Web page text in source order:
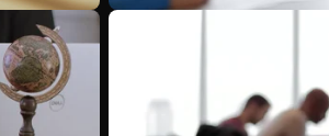
Mehr anzeigen